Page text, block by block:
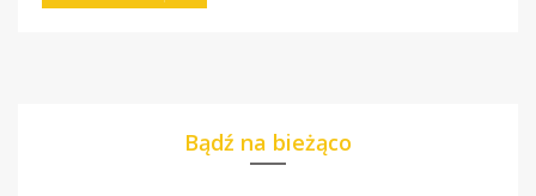
Bądź na bieżąco